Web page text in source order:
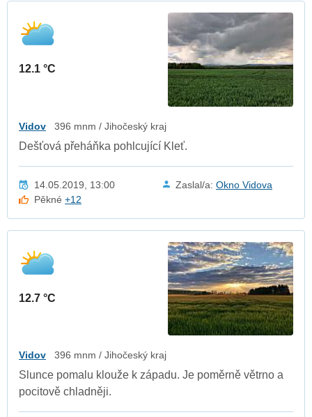
12.1 °C
Vidov 396 mnm / Jihočeský kraj
Dešťová přeháňka pohlcující Kleť.
14.05.2019, 13:00 Zaslal/a: Okno Vidova
Pěkné+12
12.7 °C
Vidov 396 mnm / Jihočeský kraj
Slunce pomalu klouže k západu. Je poměrně větrno a
pocitově chladněji.